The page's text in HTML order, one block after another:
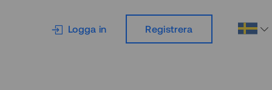
Logga in Registrera